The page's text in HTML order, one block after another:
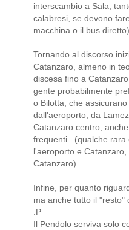
interscambio a Sala,
calabresi, se devono
macchina o il bus diretto)
Tornando al discorso
Catanzaro, almeno in
discesa fino a
gente probabilmente
o Bilotta, che
dall'aeroporto, da
Catanzaro centro,
frequenti.. (qualche
l'aeroporto e
Catanzaro).
Infine, per quanto
ma anche tutto il "resto"
:P
Il Pendolo serviva solo